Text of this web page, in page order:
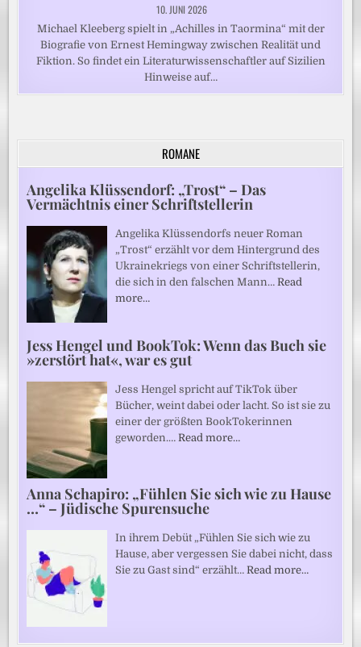
10. JUNI 2026
Michael Kleeberg spielt in „Achilles in Taormina“ mit der
Biografie von Ernest Hemingway zwischen Realität und
Fiktion. So findet ein Literaturwissenschaftler auf Sizilien
Hinweise auf…
ROMANE
Angelika Klüssendorf: „Trost“ – Das
Vermächtnis einer Schriftstellerin
Angelika Klüssendorfs neuer Roman
„Trost“ erzählt vor dem Hintergrund des
Ukrainekriegs von einer Schriftstellerin,
die sich in den falschen Mann…Read
more…
Jess Hengel und BookTok: Wenn das Buch sie
»zerstört hat«, war es gut
Jess Hengel spricht auf TikTok über
Bücher, weint dabei oder lacht. So ist sie zu
einer der größten BookTokerinnen
geworden.…Read more…
Anna Schapiro: „Fühlen Sie sich wie zu Hause
…“ – Jüdische Spurensuche
In ihrem Debüt „Fühlen Sie sich wie zu
Hause, aber vergessen Sie dabei nicht, dass
Sie zu Gast sind“ erzählt…Read more…